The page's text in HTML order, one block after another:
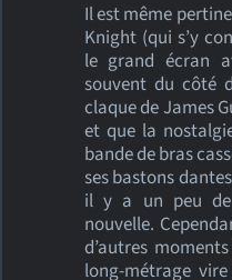
Il est même
Knight (qui s’y
le grand écran
souvent du côté
claque de James
et que la
bande de bras
ses bastons
il y a un peu de
nouvelle.
d’autres
long-métrage